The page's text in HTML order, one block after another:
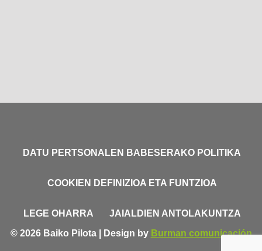
DATU PERTSONALEN BABESERAKO POLITIKA
COOKIEN DEFINIZIOA ETA FUNTZIOA
LEGE OHARRA
JAIALDIEN ANTOLAKUNTZA
© 2026 Baiko Pilota | Design by Burman comunicación